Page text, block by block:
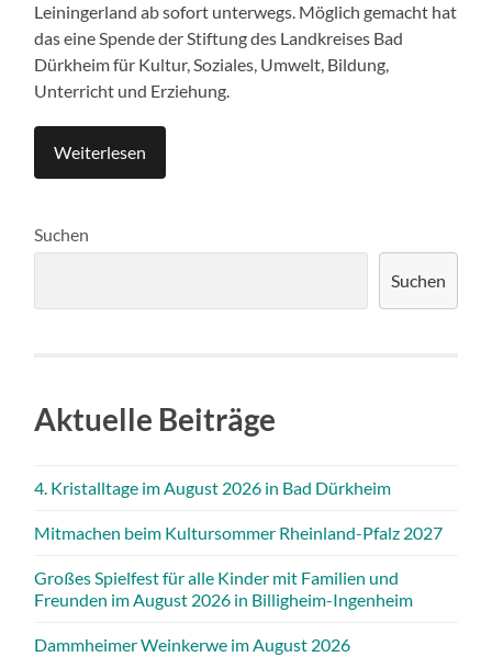
Leiningerland ab sofort unterwegs. Möglich gemacht hat
das eine Spende der Stiftung des Landkreises Bad
Dürkheim für Kultur, Soziales, Umwelt, Bildung,
Unterricht und Erziehung.
Weiterlesen
Suchen
Suchen
Aktuelle Beiträge
4. Kristalltage im August 2026 in Bad Dürkheim
Mitmachen beim Kultursommer Rheinland-Pfalz 2027
Großes Spielfest für alle Kinder mit Familien und
Freunden im August 2026 in Billigheim-Ingenheim
Dammheimer Weinkerwe im August 2026